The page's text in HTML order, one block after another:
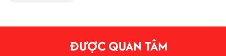
ĐƯỢC QUAN TÂM